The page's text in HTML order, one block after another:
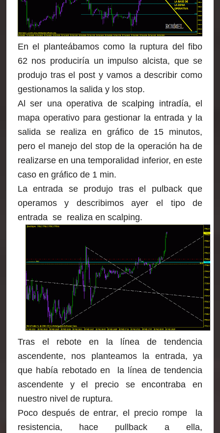
En el planteábamos como la ruptura del fibo
62 nos produciría un impulso alcista, que se
produjo tras el post y vamos a describir como
gestionamos la salida y los stop.
Al ser una operativa de scalping intradía, el
mapa operativo para gestionar la entrada y la
salida se realiza en gráfico de 15 minutos,
pero el manejo del stop de la operación ha de
realizarse en una temporalidad inferior, en este
caso en gráfico de 1 min.
La entrada se produjo tras el pulback que
operamos y describimos ayer el tipo de
entrada se realiza en scalping.
Tras el rebote en la línea de tendencia
ascendente, nos planteamos la entrada, ya
que había rebotado en la línea de tendencia
ascendente y el precio se encontraba en
nuestro nivel de ruptura.
Poco después de entrar, el precio rompe la
resistencia, hace pullback a ella,